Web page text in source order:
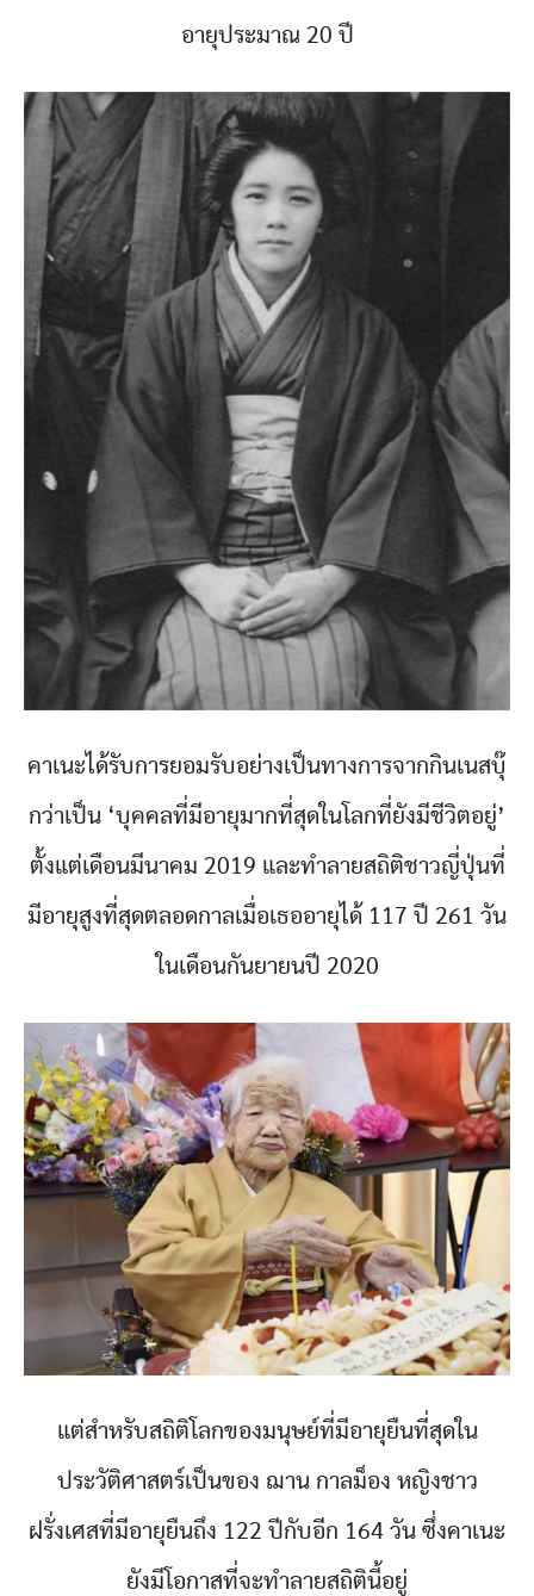
อายุประมาณ 20 ปี
คาเนะได้รับการยอมรับอย่างเป็นทางการจากกินเนสบุ๊
กว่าเป็น ‘บุคคลที่มีอายุมากที่สุดในโลกที่ยังมีชีวิตอยู่’
ตั้งแต่เดือนมีนาคม 2019 และทำลายสถิติชาวญี่ปุ่นที่
มีอายุสูงที่สุดตลอดกาลเมื่อเธออายุได้ 117 ปี 261 วัน
ในเดือนกันยายนปี 2020
แต่สำหรับสถิติโลกของมนุษย์ที่มีอายุยืนที่สุดใน
ประวัติศาสตร์เป็นของ ฌาน กาลม็อง หญิงชาว
ฝรั่งเศสที่มีอายุยืนถึง 122 ปีกับอีก 164 วัน ซึ่งคาเนะ
ยังมีโอกาสที่จะทำลายสถิตินี้อยู่